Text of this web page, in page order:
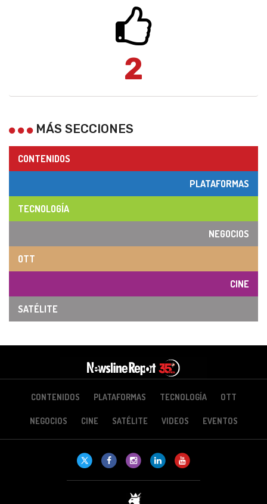
2
MÁS SECCIONES
CONTENIDOS
PLATAFORMAS
TECNOLOGÍA
NEGOCIOS
OTT
CINE
SATÉLITE
CONTENIDOS PLATAFORMAS TECNOLOGÍA OTT
NEGOCIOS CINE SATÉLITE VIDEOS EVENTOS